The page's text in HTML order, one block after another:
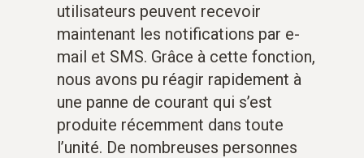
utilisateurs peuvent recevoir
maintenant les notifications par e-
mail et SMS. Grâce à cette fonction,
nous avons pu réagir rapidement à
une panne de courant qui s’est
produite récemment dans toute
l’unité. De nombreuses personnes